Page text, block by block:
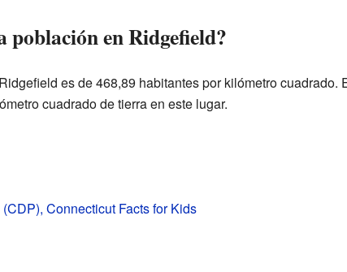
población en Ridgefield?
es de 468,89 habitantes por kilómetro cuadrado.
cuadrado de tierra en este lugar.
Connecticut Facts for Kids